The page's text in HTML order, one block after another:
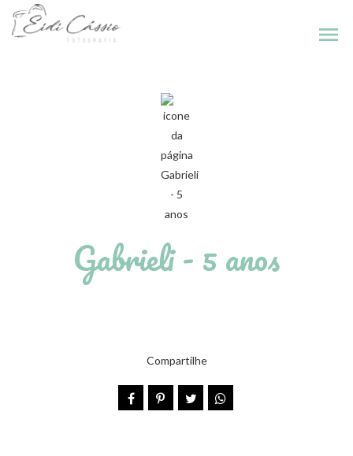
menu
Gabrieli - 5 anos
Compartilhe